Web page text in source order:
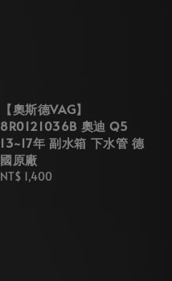
【奧斯德VAG】
8R0121036B 奧迪 Q5
13~17年 副水箱 下水管 德
國原廠
Regular
NT$ 1,400